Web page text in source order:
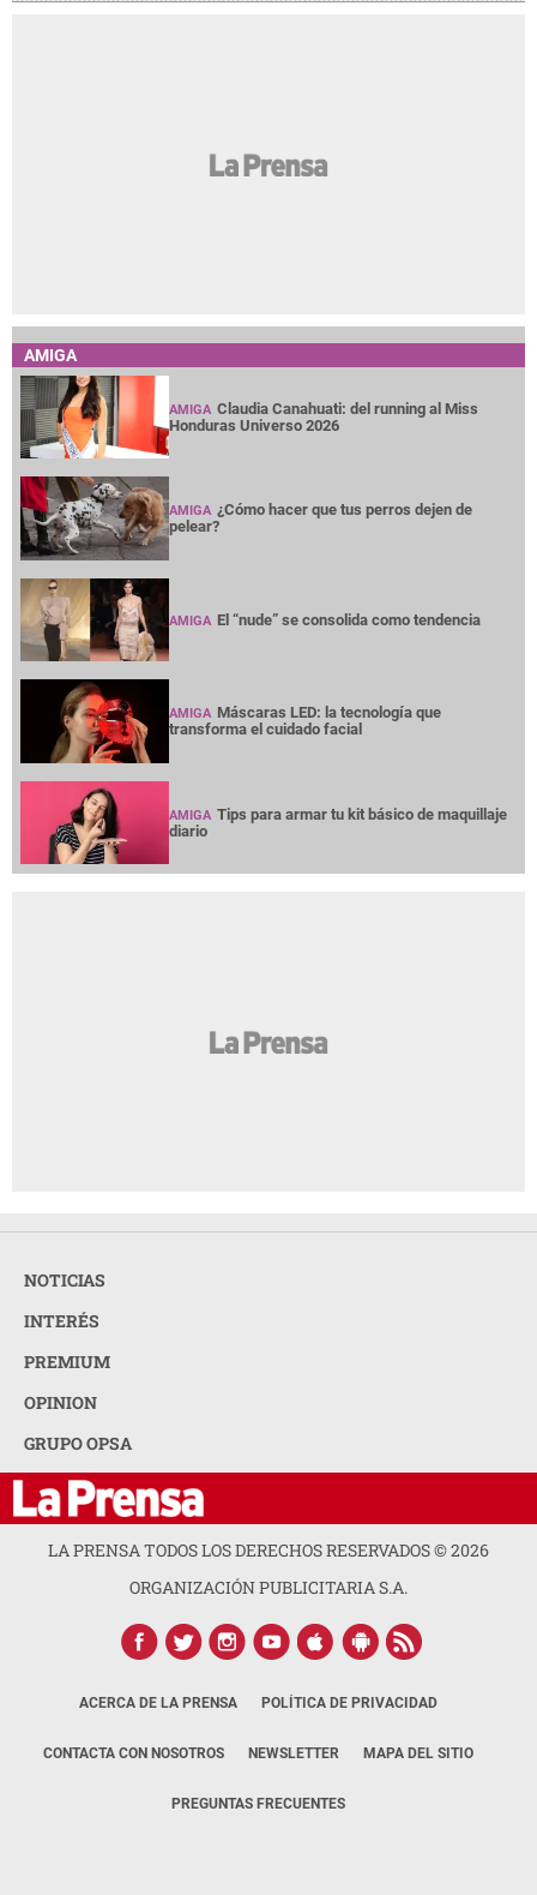
AMIGA
AMIGA Claudia Canahuati: del running al Miss
Honduras Universo 2026
AMIGA ¿Cómo hacer que tus perros dejen de
pelear?
AMIGA El “nude” se consolida como tendencia
AMIGA Máscaras LED: la tecnología que
transforma el cuidado facial
AMIGA Tips para armar tu kit básico de maquillaje
diario
NOTICIAS
INTERÉS
PREMIUM
OPINION
GRUPO OPSA
LA PRENSA TODOS LOS DERECHOS RESERVADOS ©2026
ORGANIZACIÓN PUBLICITARIA S.A.
ACERCA DE LA PRENSA POLÍTICA DE PRIVACIDAD
CONTACTA CON NOSOTROS NEWSLETTER MAPA DEL SITIO
PREGUNTAS FRECUENTES